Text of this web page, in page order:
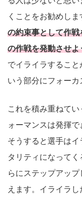
くことをお勧めしま
の約束事として作
の作戦を発動させ
でイライラするこ
いう部分にフォーカ
これを積み重ねて
ォーマンスは発揮で
そうすると選手は
タリティになって
らにステップアッ
えます。イライラ